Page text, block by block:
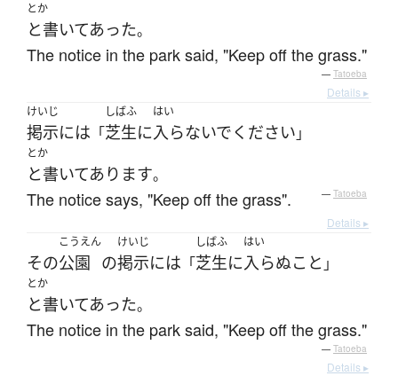
とか
と書いてあった。
The notice in the park said, "Keep off the grass."
— Tatoeba
Details ▸
けいじ
掲示には 「
しばふ
芝生に
はい
入らないでください 」
とか
と書いてあります。
The notice says, "Keep off the grass". — Tatoeba
Details ▸
その
こうえん
公園 の
けいじ
掲示には 「
しばふ
芝生に
はい
入らぬこと 」
とか
と書いてあった。
The notice in the park said, "Keep off the grass."
— Tatoeba
Details ▸